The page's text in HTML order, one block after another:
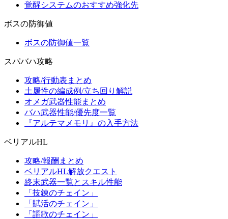
覚醒システムのおすすめ強化先
ボスの防御値
ボスの防御値一覧
スパバハ攻略
攻略/行動表まとめ
土属性の編成例/立ち回り解説
オメガ武器性能まとめ
バハ武器性能/優先度一覧
『アルテマメモリ』の入手方法
ベリアルHL
攻略/報酬まとめ
ベリアルHL解放クエスト
終末武器一覧とスキル性能
「技錬のチェイン」
「賦活のチェイン」
「謳歌のチェイン」